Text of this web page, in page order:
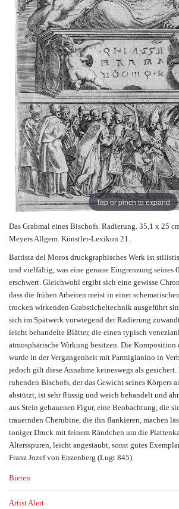
Tap or pinch to expand
Das Grabmal eines Bischofs. Radierung. 35,1 x 25
Meyers Allgem. Künstler-Lexikon 21.
Battista del Moros druckgraphisches Werk ist
und vielfältig, was eine genaue Eingrenzung seines
erschwert. Gleichwohl ergibt sich eine gewisse
dass die frühen Arbeiten meist in einer
trocken wirkenden Grabsticheltechnik ausgeführt
sich im Spätwerk vorwiegend der Radierung
leicht behandelte Blätter, die einen typisch
atmosphärische Wirkung besitzen. Die Komposition
wurde in der Vergangenheit mit Parmigianino in
jedoch gilt diese Annahme keineswegs als gesichert.
ruhenden Bischofs, der das Gewicht seines Körpers
abstützt, ist sehr flüssig und weich behandelt und
aus Stein gehauenen Figur, eine Beobachtung, die
trauernden Cherubine, die ihn flankieren, machen
toniger Druck mit feinem Rändchen um die
Altersspuren, leicht angestaubt, sonst gutes
Franz Jozef von Enzenberg (Lugt 845).
Bieten
Artist Alert